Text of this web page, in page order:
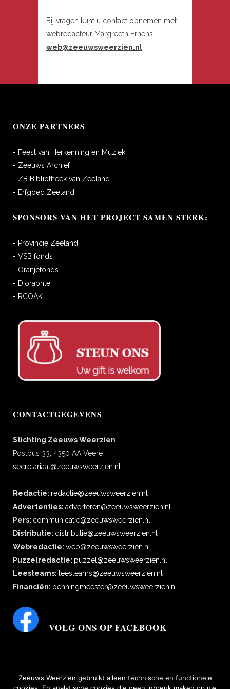
Bij vragen kunt u contact opnemen met
webredacteur Margreeth Ernens
web@zeeuwsweerzien.nl
ONZE PARTNERS
- Feest van Herkenning en Muziek
- Zeeuws Archief
- ZB Bibliotheek van Zeeland
- Erfgoed Zeeland
SPONSORS VAN HET PROJECT SAMEN STERK:
- Provincie Zeeland
- VSB fonds
- Oranjefonds
- Dioraphte
- RCOAK
CONTACTGEGEVENS
Stichting Zeeuws Weerzien
Postbus 33, 4350 AA Veere
secretariaat@zeeuwsweerzien.nl
Redactie: redactie@zeeuwsweerzien.nl
Advertenties: adverteren@zeeuwsweerzien.nl
Pers: communicatie@zeeuwsweerzien.nl
Distributie: distributie@zeeuwsweerzien.nl
Webredactie: web@zeeuwsweerzien.nl
Puzzelredactie: puzzel@zeeuwsweerzien.nl
Leesteams: leesteams@zeeuwsweerzien.nl
Financiën: penningmeester@zeeuwsweerzien.nl
VOLG ONS OP FACEBOOK
Zeeuws Weerzien gebruikt alleen technische en functionele